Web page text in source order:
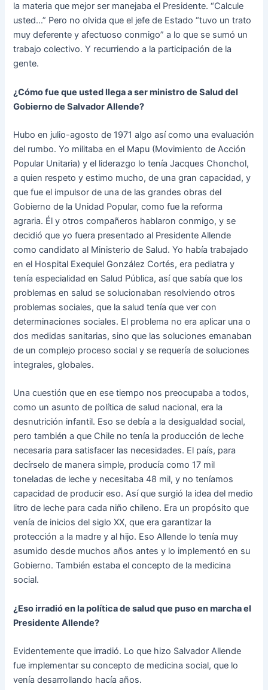
la materia que mejor ser manejaba el Presidente. “Calcule
usted…” Pero no olvida que el jefe de Estado “tuvo un trato
muy deferente y afectuoso conmigo” a lo que se sumó un
trabajo colectivo. Y recurriendo a la participación de la
gente.
¿Cómo fue que usted llega a ser ministro de Salud del
Gobierno de Salvador Allende?
Hubo en julio-agosto de 1971 algo así como una evaluación
del rumbo. Yo militaba en el Mapu (Movimiento de Acción
Popular Unitaria) y el liderazgo lo tenía Jacques Chonchol,
a quien respeto y estimo mucho, de una gran capacidad, y
que fue el impulsor de una de las grandes obras del
Gobierno de la Unidad Popular, como fue la reforma
agraria. Él y otros compañeros hablaron conmigo, y se
decidió que yo fuera presentado al Presidente Allende
como candidato al Ministerio de Salud. Yo había trabajado
en el Hospital Exequiel González Cortés, era pediatra y
tenía especialidad en Salud Pública, así que sabía que los
problemas en salud se solucionaban resolviendo otros
problemas sociales, que la salud tenía que ver con
determinaciones sociales. El problema no era aplicar una o
dos medidas sanitarias, sino que las soluciones emanaban
de un complejo proceso social y se requería de soluciones
integrales, globales.
Una cuestión que en ese tiempo nos preocupaba a todos,
como un asunto de política de salud nacional, era la
desnutrición infantil. Eso se debía a la desigualdad social,
pero también a que Chile no tenía la producción de leche
necesaria para satisfacer las necesidades. El país, para
decírselo de manera simple, producía como 17 mil
toneladas de leche y necesitaba 48 mil, y no teníamos
capacidad de producir eso. Así que surgió la idea del medio
litro de leche para cada niño chileno. Era un propósito que
venía de inicios del siglo XX, que era garantizar la
protección a la madre y al hijo. Eso Allende lo tenía muy
asumido desde muchos años antes y lo implementó en su
Gobierno. También estaba el concepto de la medicina
social.
¿Eso irradió en la política de salud que puso en marcha el
Presidente Allende?
Evidentemente que irradió. Lo que hizo Salvador Allende
fue implementar su concepto de medicina social, que lo
venía desarrollando hacía años.